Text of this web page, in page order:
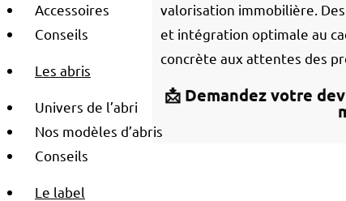
Accessoires
Conseils
Les abris
Univers de l’abri
Nos modèles d’abris
Conseils
Le label
valorisation immobilière.
et intégration optimale au
concrète aux attentes des
📩 Demandez votre